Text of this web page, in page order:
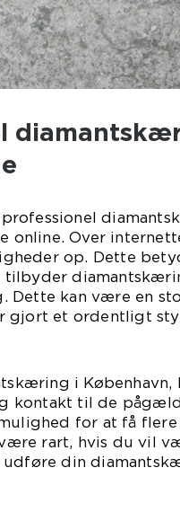
online. Over
op. Dette
Dette kan være en
gjort et ordentligt
i
kontakt til de
for at få
rart, hvis du vil
din